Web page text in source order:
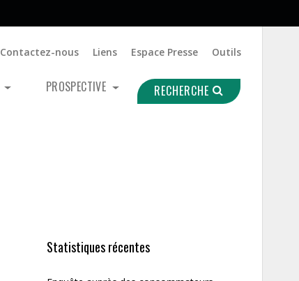
Contactez-nous Liens Espace Presse Outils
PROSPECTIVE RECHERCHE
Statistiques récentes